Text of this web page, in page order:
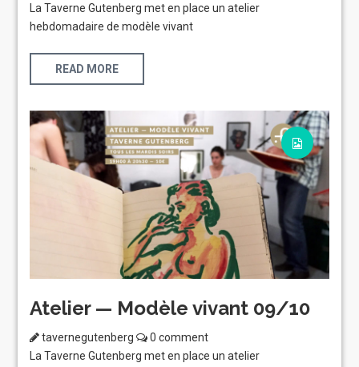
La Taverne Gutenberg met en place un atelier
hebdomadaire de modèle vivant
READ MORE
Atelier — Modèle vivant 09/10
tavernegutenberg
0 comment
La Taverne Gutenberg met en place un atelier